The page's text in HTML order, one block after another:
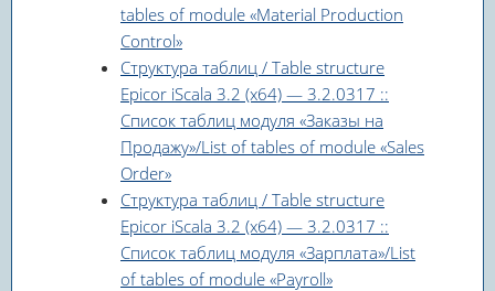
tables of module «Material Production
Control»
Структура таблиц / Table structure
Epicor iScala 3.2 (x64) — 3.2.0317 ::
Список таблиц модуля «Заказы на
Продажу»/List of tables of module «Sales
Order»
Структура таблиц / Table structure
Epicor iScala 3.2 (x64) — 3.2.0317 ::
Список таблиц модуля «Зарплата»/List
of tables of module «Payroll»